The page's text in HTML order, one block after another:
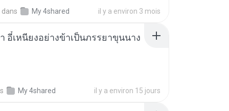
dans My 4shared il y a environ 3 mois
อี๋เหนียงอย่างข้าเป็นภรรยาขุนนาง
My 4shared il y a environ 15 jours